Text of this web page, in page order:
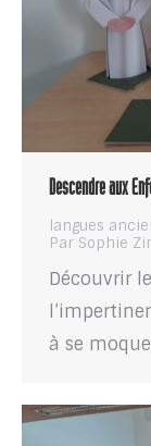
Descendre aux
langues
Par Sophie
Découvrir
à se